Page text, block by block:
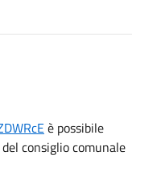
è possibile
consiglio comunale